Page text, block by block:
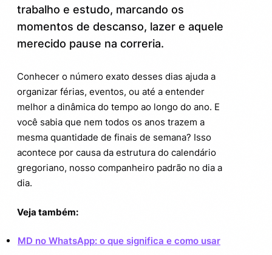
3.
Dicas práticas para aproveitar cada
sábado e domingo do ano
semana
5.
Quantos sábados e domingos tem no ano
e o lado científico do tempo
6.
Hora de colocar os pés para cima e
aproveitar
trabalho e estudo, marcando os
momentos de descanso, lazer e aquele
merecido pause na correria.
Conhecer o número exato desses dias ajuda a
organizar férias, eventos, ou até a entender
melhor a dinâmica do tempo ao longo do ano. E
você sabia que nem todos os anos trazem a
mesma quantidade de finais de semana? Isso
acontece por causa da estrutura do calendário
gregoriano, nosso companheiro padrão no dia a
dia.
Veja também:
MD no WhatsApp: o que significa e como usar